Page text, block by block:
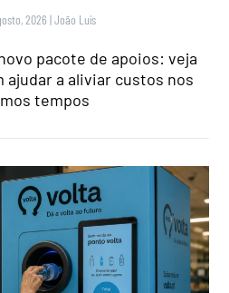
2026 |João Luís
pacote de apoios: veja
ajudar a aliviar custos nos
tempos